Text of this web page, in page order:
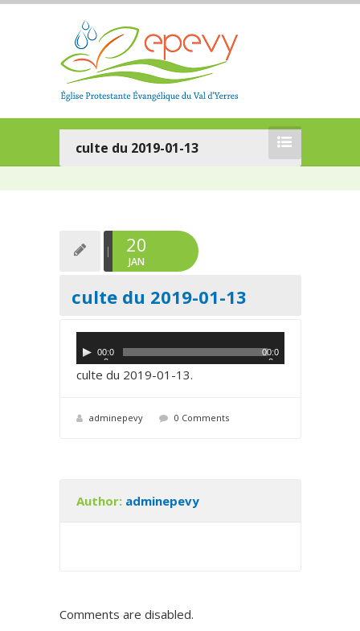
culte du 2019-01-13
20
JAN
culte du 2019-01-13
e
c
e
u
00:0
0
00:0
0
culte du 2019-01-13.
adminepevy 0 Comments
Author: adminepevy
Comments are disabled.